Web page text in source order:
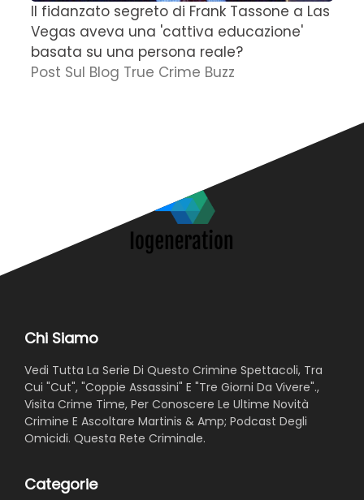
Il fidanzato segreto di Frank Tassone a Las
Vegas aveva una 'cattiva educazione'
basata su una persona reale?
Post Sul Blog True Crime Buzz
Chi Siamo
Vedi Tutta La Serie Di Questo Crimine Spettacoli, Tra
Cui "Cut", "Coppie Assassini" E "Tre Giorni Da Vivere".,
Visita Crime Time, Per Conoscere Le Ultime Novità
Crimine E Ascoltare Martinis & Amp; Podcast Degli
Omicidi. Questa Rete Criminale.
Categorie